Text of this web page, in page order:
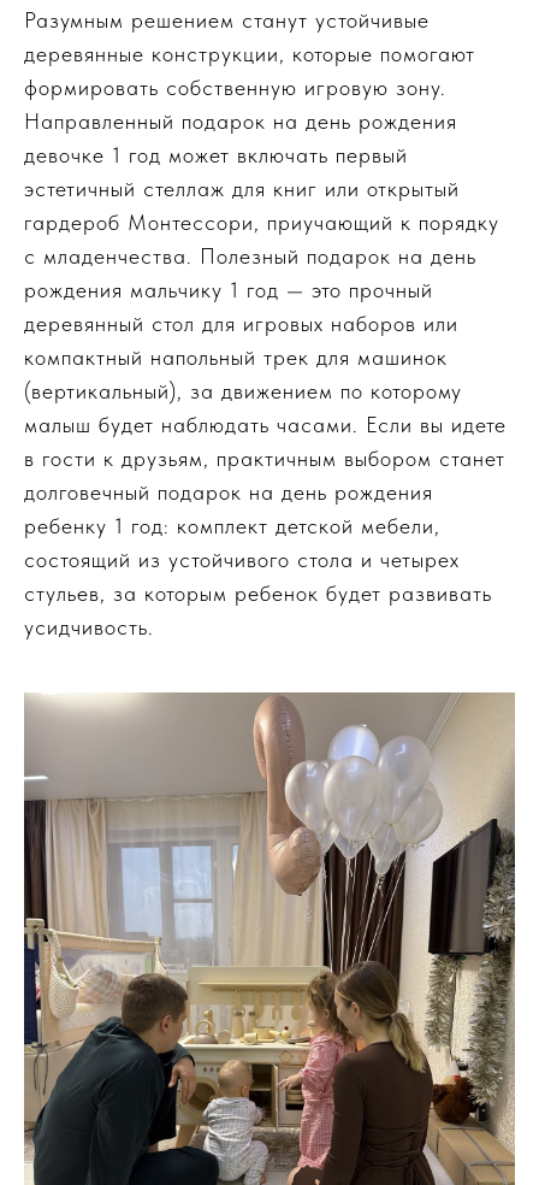
Разумным решением станут устойчивые
деревянные конструкции, которые помогают
формировать собственную игровую зону.
Направленный подарок на день рождения
девочке 1 год может включать первый
эстетичный стеллаж для книг или открытый
гардероб Монтессори, приучающий к порядку
с младенчества. Полезный подарок на день
рождения мальчику 1 год — это прочный
деревянный стол для игровых наборов или
компактный напольный трек для машинок
(вертикальный), за движением по которому
малыш будет наблюдать часами. Если вы идете
в гости к друзьям, практичным выбором станет
долговечный подарок на день рождения
ребенку 1 год: комплект детской мебели,
состоящий из устойчивого стола и четырех
стульев, за которым ребенок будет развивать
усидчивость.